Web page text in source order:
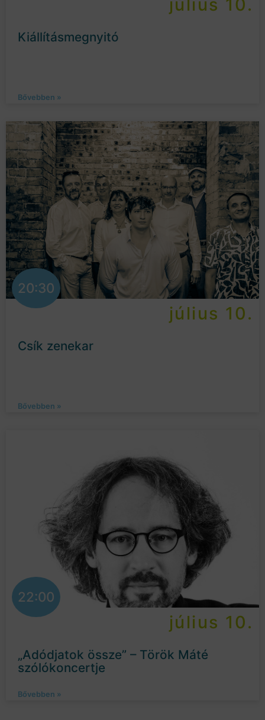
július 10.
Kiállításmegnyitó
Bővebben »
20:30
július 10.
Csík zenekar
Bővebben »
22:00
július 10.
„Adódjatok össze” – Török Máté
szólókoncertje
Bővebben »